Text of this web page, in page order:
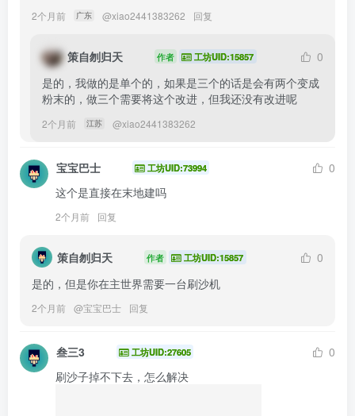
2个月前 广东 @xiao2441383262 回复
策自刎归天 作者 工坊UID:15857
0
是的，我做的是单个的，如果是三个的话是会有两个变成
粉末的，做三个需要将这个改进，但我还没有改进呢
2个月前 江苏 @xiao2441383262
宝宝巴士 工坊UID:73994
0
这个是直接在末地建吗
2个月前 回复
策自刎归天 作者 工坊UID:15857
0
是的，但是你在主世界需要一台刷沙机
2个月前 @宝宝巴士 回复
叁三3 工坊UID:27605
0
刷沙子掉不下去，怎么解决